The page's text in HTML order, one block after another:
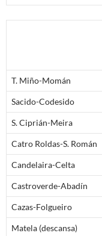
T. Miño-Momán
Sacido-Codesido
S. Ciprián-Meira
Catro Roldas-S. Román
Candelaira-Celta
Castroverde-Abadín
Cazas-Folgueiro
Matela (descansa)